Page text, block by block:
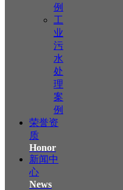
例
工
业
污
水
处
理
案
例
荣誉资
质
Honor
新闻中
心
News